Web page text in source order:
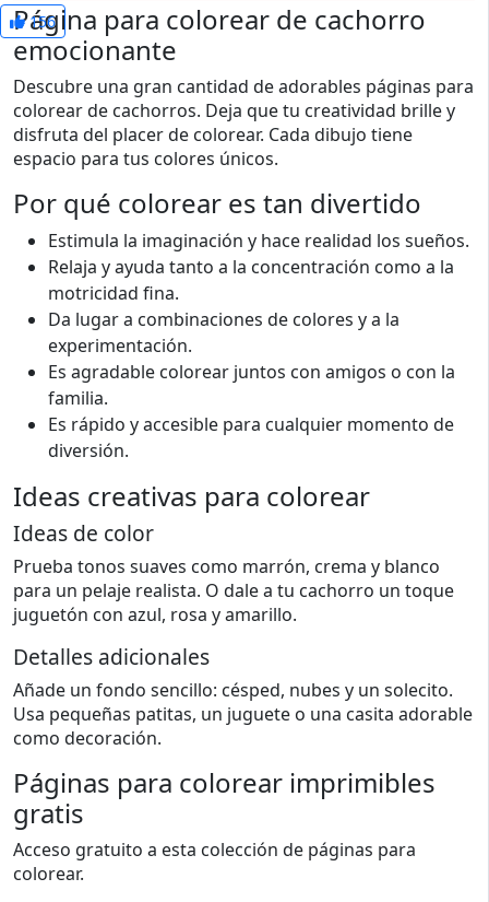
156
Página para colorear de cachorro
emocionante
Descubre una gran cantidad de adorables páginas para
colorear de cachorros. Deja que tu creatividad brille y
disfruta del placer de colorear. Cada dibujo tiene
espacio para tus colores únicos.
Por qué colorear es tan divertido
Estimula la imaginación y hace realidad los sueños.
Relaja y ayuda tanto a la concentración como a la
motricidad fina.
Da lugar a combinaciones de colores y a la
experimentación.
Es agradable colorear juntos con amigos o con la
familia.
Es rápido y accesible para cualquier momento de
diversión.
Ideas creativas para colorear
Ideas de color
Prueba tonos suaves como marrón, crema y blanco
para un pelaje realista. O dale a tu cachorro un toque
juguetón con azul, rosa y amarillo.
Detalles adicionales
Añade un fondo sencillo: césped, nubes y un solecito.
Usa pequeñas patitas, un juguete o una casita adorable
como decoración.
Páginas para colorear imprimibles
gratis
Acceso gratuito a esta colección de páginas para
colorear.